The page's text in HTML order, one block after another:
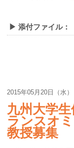
▶ 添付ファイル：
2015年05月20日（水）
九州大学
ランスオ
教授募集